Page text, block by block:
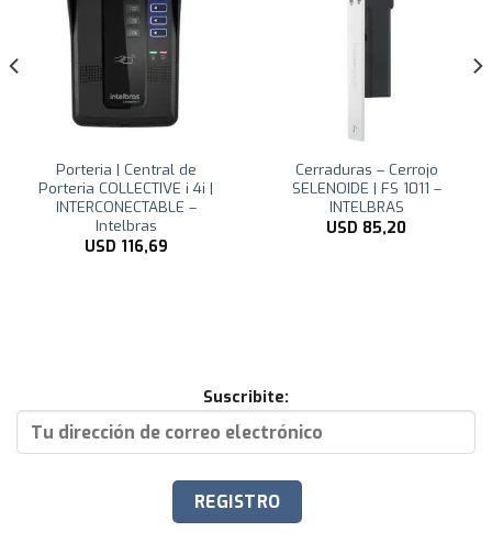
Porteria | Central de
Porteria COLLECTIVE i 4i |
INTERCONECTABLE –
Intelbras
USD 116,69
Cerraduras – Cerrojo
SELENOIDE | FS 1011 –
INTELBRAS
USD 85,20
Suscribite: